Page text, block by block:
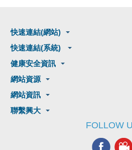
快速連結(網站)
快速連結(系統)
健康安全資訊
網站資源
網站資訊
聯繫興大
FOLLOW